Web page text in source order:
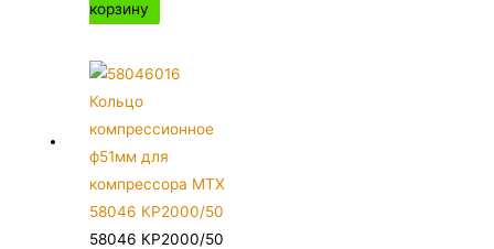
корзину
58046 КР2000/50